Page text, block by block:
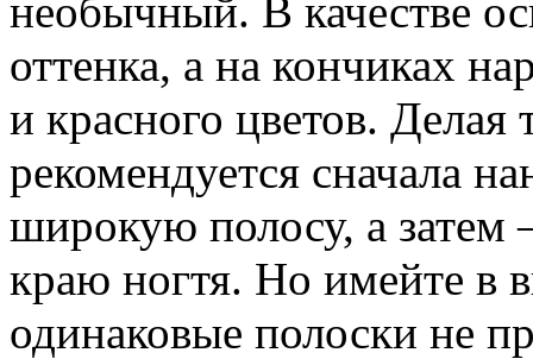
необычный. В качестве
оттенка, а на кончиках
и красного цветов.
рекомендуется сначала
широкую полосу, а затем
краю ногтя. Но имейте в
одинаковые полоски не